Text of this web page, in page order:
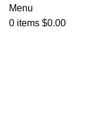
Menu
0 items $0.00